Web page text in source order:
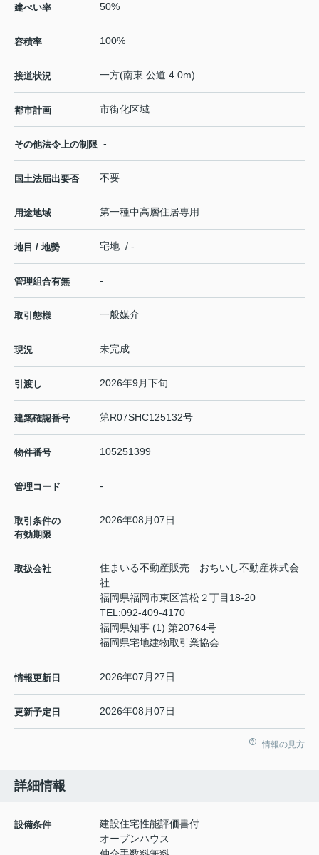
建ぺい率 50%
容積率 100%
接道状況 一方(南東 公道 4.0m)
都市計画 市街化区域
その他法令上の制限 -
国土法届出要否 不要
用途地域 第一種中高層住居専用
地目 / 地勢 宅地 / -
管理組合有無 -
取引態様 一般媒介
現況 未完成
引渡し 2026年9月下旬
建築確認番号 第R07SHC125132号
物件番号 105251399
管理コード -
取引条件の
有効期限
2026年08月07日
取扱会社
住まいる不動産販売 おちいし不動産株式会
社
福岡県福岡市東区筥松２丁目18-20
TEL:092-409-4170
福岡県知事 (1) 第20764号
福岡県宅地建物取引業協会
情報更新日 2026年07月27日
更新予定日 2026年08月07日
情報の見方
詳細情報
設備条件
建設住宅性能評価書付
オープンハウス